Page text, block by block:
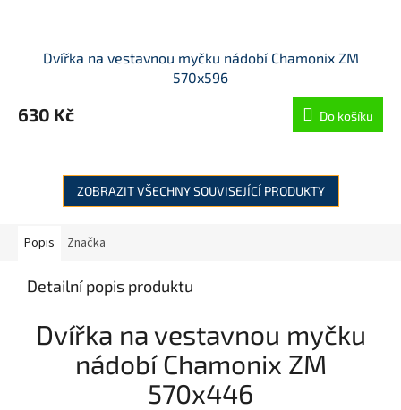
Dvířka na vestavnou myčku nádobí Chamonix ZM
570x596
630 Kč Do košíku
ZOBRAZIT VŠECHNY SOUVISEJÍCÍ PRODUKTY
Popis Značka
Detailní popis produktu
Dvířka na vestavnou myčku
nádobí Chamonix ZM
570x446